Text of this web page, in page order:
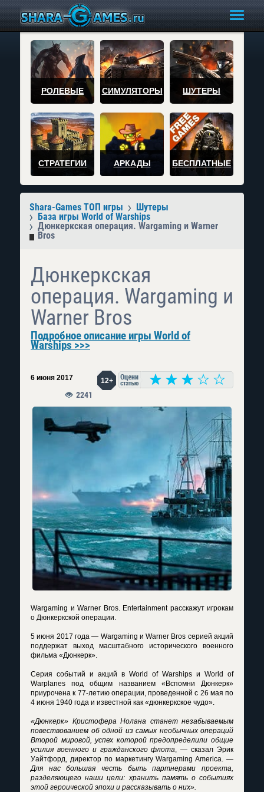
РОЛЕВЫЕ СИМУЛЯТОРЫ ШУТЕРЫ
СТРАТЕГИИ АРКАДЫ БЕСПЛАТНЫЕ
Shara-Games ТОП игры
Шутеры
База игры World of Warships
Дюнкеркская операция. Wargaming и Warner
Bros
Дюнкеркская
операция. Wargaming и
Warner Bros
Подробное описание игры World of
Warships >>>
6 июня 2017 12+
2241
Wargaming и Warner Bros. Entertainment расскажут игрокам
о Дюнкеркской операции.
5 июня 2017 года — Wargaming и Warner Bros серией акций
поддержат выход масштабного исторического военного
фильма «Дюнкерк».
Серия событий и акций в World of Warships и World of
Warplanes под общим названием «Вспомни Дюнкерк»
приурочена к 77-летию операции, проведенной с 26 мая по
4 июня 1940 года и известной как «дюнкеркское чудо».
«Дюнкерк» Кристофера Нолана станет незабываемым
повествованием об одной из самых необычных операций
Второй мировой, успех которой предопределили общие
усилия военного и гражданского флота, — сказал Эрик
Уайтфорд, директор по маркетингу Wargaming America. —
Для нас большая честь быть партнерами проекта,
разделяющего наши цели: хранить память о событиях
этой героической эпохи и рассказывать о них».